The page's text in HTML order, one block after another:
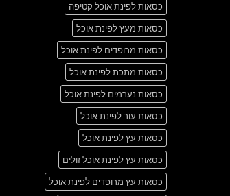
כסאות לפינת אוכל קטיפה
כסאות מעץ לפינת אוכל
כסאות מרופדים לפינת אוכל
כסאות מתכת לפינת אוכל
כסאות נערמים לפינת אוכל
כסאות עור לפינת אוכל
כסאות עץ לפינת אוכל
כסאות עץ לפינת אוכל זולים
כסאות עץ מרופדים לפינת אוכל